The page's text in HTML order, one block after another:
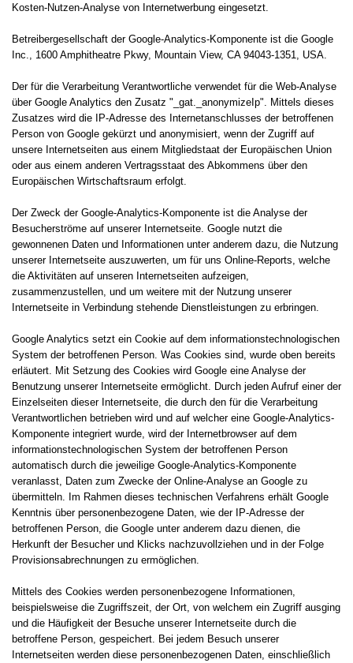
Kosten-Nutzen-Analyse von Internetwerbung eingesetzt.
Betreibergesellschaft der Google-Analytics-Komponente ist die Google
Inc., 1600 Amphitheatre Pkwy, Mountain View, CA 94043-1351, USA.
Der für die Verarbeitung Verantwortliche verwendet für die Web-Analyse
über Google Analytics den Zusatz "_gat._anonymizeIp". Mittels dieses
Zusatzes wird die IP-Adresse des Internetanschlusses der betroffenen
Person von Google gekürzt und anonymisiert, wenn der Zugriff auf
unsere Internetseiten aus einem Mitgliedstaat der Europäischen Union
oder aus einem anderen Vertragsstaat des Abkommens über den
Europäischen Wirtschaftsraum erfolgt.
Der Zweck der Google-Analytics-Komponente ist die Analyse der
Besucherströme auf unserer Internetseite. Google nutzt die
gewonnenen Daten und Informationen unter anderem dazu, die Nutzung
unserer Internetseite auszuwerten, um für uns Online-Reports, welche
die Aktivitäten auf unseren Internetseiten aufzeigen,
zusammenzustellen, und um weitere mit der Nutzung unserer
Internetseite in Verbindung stehende Dienstleistungen zu erbringen.
Google Analytics setzt ein Cookie auf dem informationstechnologischen
System der betroffenen Person. Was Cookies sind, wurde oben bereits
erläutert. Mit Setzung des Cookies wird Google eine Analyse der
Benutzung unserer Internetseite ermöglicht. Durch jeden Aufruf einer der
Einzelseiten dieser Internetseite, die durch den für die Verarbeitung
Verantwortlichen betrieben wird und auf welcher eine Google-Analytics-
Komponente integriert wurde, wird der Internetbrowser auf dem
informationstechnologischen System der betroffenen Person
automatisch durch die jeweilige Google-Analytics-Komponente
veranlasst, Daten zum Zwecke der Online-Analyse an Google zu
übermitteln. Im Rahmen dieses technischen Verfahrens erhält Google
Kenntnis über personenbezogene Daten, wie der IP-Adresse der
betroffenen Person, die Google unter anderem dazu dienen, die
Herkunft der Besucher und Klicks nachzuvollziehen und in der Folge
Provisionsabrechnungen zu ermöglichen.
Mittels des Cookies werden personenbezogene Informationen,
beispielsweise die Zugriffszeit, der Ort, von welchem ein Zugriff ausging
und die Häufigkeit der Besuche unserer Internetseite durch die
betroffene Person, gespeichert. Bei jedem Besuch unserer
Internetseiten werden diese personenbezogenen Daten, einschließlich